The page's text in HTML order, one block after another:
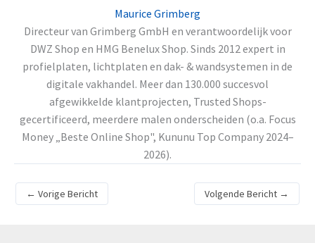
Maurice Grimberg
Directeur van Grimberg GmbH en verantwoordelijk voor
DWZ Shop en HMG Benelux Shop. Sinds 2012 expert in
profielplaten, lichtplaten en dak- & wandsystemen in de
digitale vakhandel. Meer dan 130.000 succesvol
afgewikkelde klantprojecten, Trusted Shops-
gecertificeerd, meerdere malen onderscheiden (o.a. Focus
Money „Beste Online Shop", Kununu Top Company 2024–
2026).
← Vorige Bericht Volgende Bericht →